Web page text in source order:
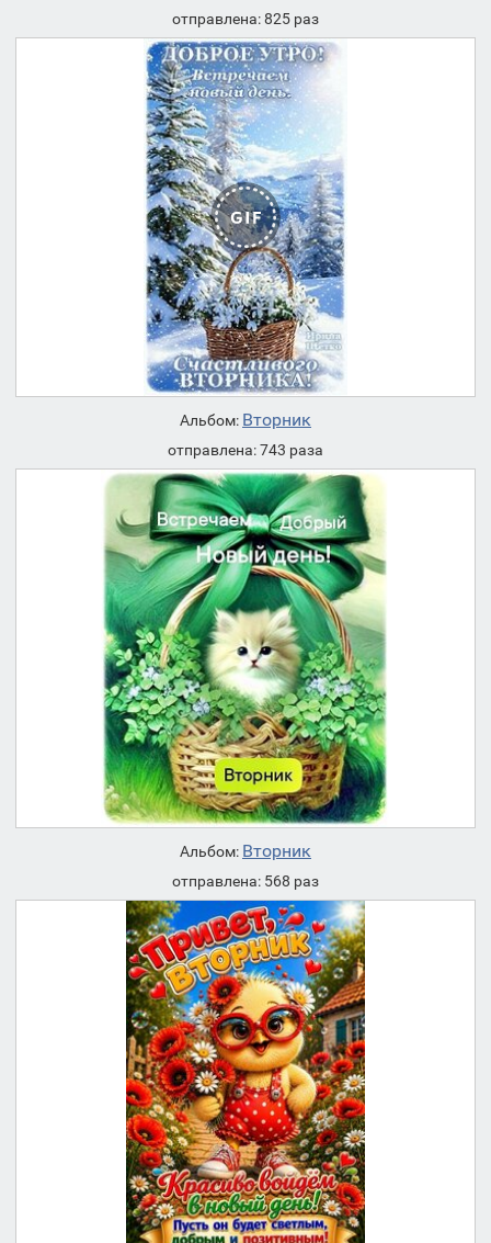
отправлена: 825 раз
Альбом: Вторник
отправлена: 743 раза
Альбом: Вторник
отправлена: 568 раз